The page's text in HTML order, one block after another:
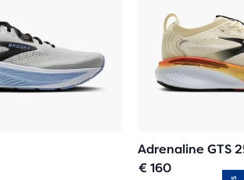
Adrenaline GTS
€ 160